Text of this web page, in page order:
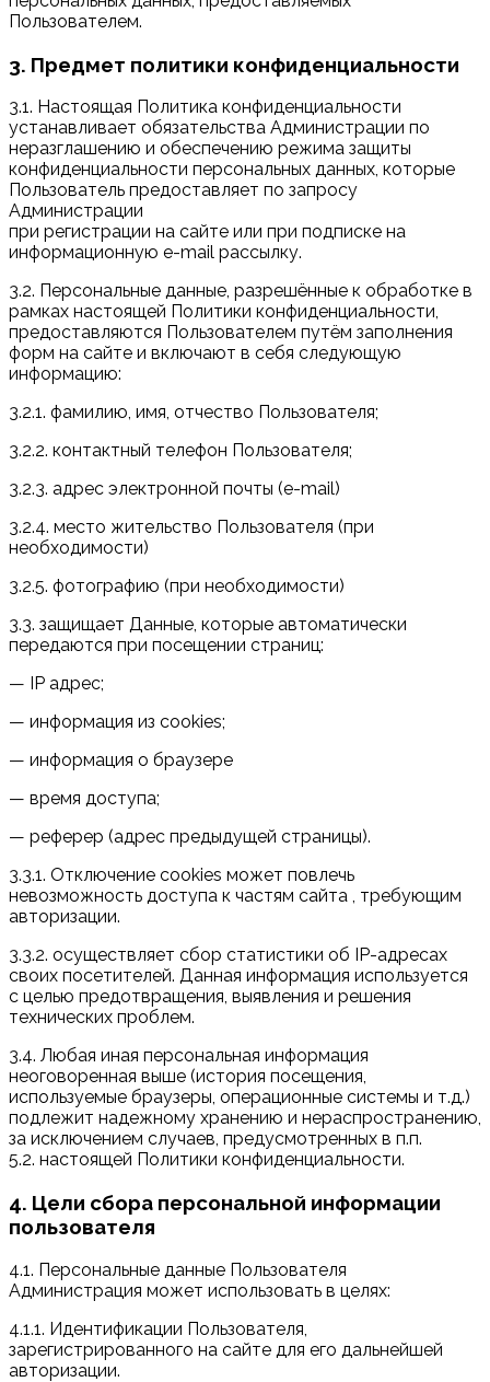
Пользователем.
3. Предмет политики конфиденциальности
3.1. Настоящая Политика конфиденциальности
устанавливает обязательства Администрации по
неразглашению и обеспечению режима защиты
конфиденциальности персональных данных, которые
Пользователь предоставляет по запросу
Администрации
при регистрации на сайте или при подписке на
информационную e-mail рассылку.
3.2. Персональные данные, разрешённые к обработке в
рамках настоящей Политики конфиденциальности,
предоставляются Пользователем путём заполнения
форм на сайте и включают в себя следующую
информацию:
3.2.1. фамилию, имя, отчество Пользователя;
3.2.2. контактный телефон Пользователя;
3.2.3. адрес электронной почты (e-mail)
3.2.4. место жительство Пользователя (при
необходимости)
3.2.5. фотографию (при необходимости)
3.3. защищает Данные, которые автоматически
передаются при посещении страниц:
— IP адрес;
— информация из cookies;
— информация о браузере
— время доступа;
— реферер (адрес предыдущей страницы).
3.3.1. Отключение cookies может повлечь
невозможность доступа к частям сайта , требующим
авторизации.
3.3.2. осуществляет сбор статистики об IP-адресах
своих посетителей. Данная информация используется
с целью предотвращения, выявления и решения
технических проблем.
3.4. Любая иная персональная информация
неоговоренная выше (история посещения,
используемые браузеры, операционные системы и т.д.)
подлежит надежному хранению и нераспространению,
за исключением случаев, предусмотренных в п.п.
5.2. настоящей Политики конфиденциальности.
4. Цели сбора персональной информации
пользователя
4.1. Персональные данные Пользователя
Администрация может использовать в целях:
4.1.1. Идентификации Пользователя,
зарегистрированного на сайте для его дальнейшей
авторизации.